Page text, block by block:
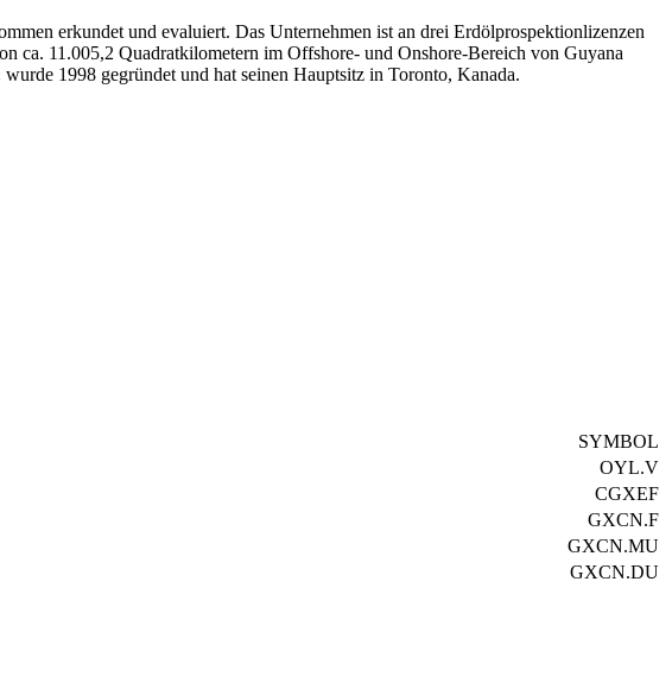
erkundet und evaluiert. Das Unternehmen ist an drei Erdölprospektionlizenzen
ca. 11.005,2 Quadratkilometern im Offshore- und Onshore-Bereich von Guyana
1998 gegründet und hat seinen Hauptsitz in Toronto, Kanada.
SYMBOL
OYL.V
CGXEF
GXCN.F
GXCN.MU
GXCN.DU